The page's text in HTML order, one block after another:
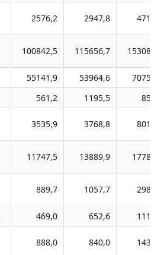
2576,2 2947,8 4712,5
100842,5 115656,7 153084,2
55141,9 53964,6
70756,6
561,2 1195,5
858,4
3535,9 3768,8 8016,9
11747,5 13889,9 17781,8
889,7 1057,7 2982,1
469,0 652,6
1111,0
888,0 840,0 1433,8